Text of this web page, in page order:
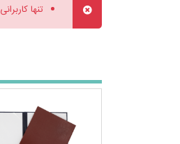
تنها